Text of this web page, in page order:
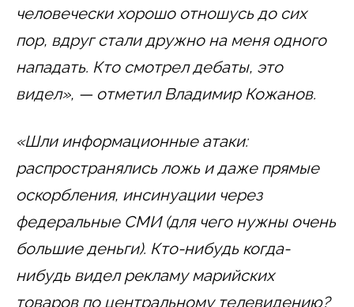
человечески хорошо отношусь до сих
пор, вдруг стали дружно на меня одного
нападать. Кто смотрел дебаты, это
видел», — отметил Владимир Кожанов.
«Шли информационные атаки:
распространялись ложь и даже прямые
оскорбления, инсинуации через
федеральные СМИ (для чего нужны очень
большие деньги). Кто-нибудь когда-
нибудь видел рекламу марийских
товаров по центральному телевидению?